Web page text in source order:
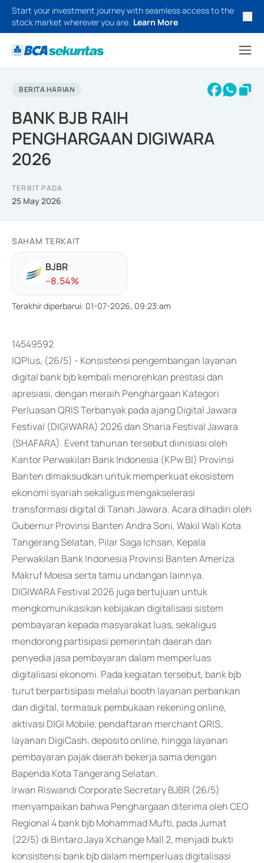
Start your investment journey with seamless access to the
stock market wherever you are. Learn More
BERITA HARIAN
BANK BJB RAIH
PENGHARGAAN DIGIWARA
2026
TERBIT PADA
25 May 2026
SAHAM TERKAIT
BJBR
--8.54%
Terakhir diperbarui: 01-07-2026, 09:23:am
14549592
IQPlus, (26/5) - Konsistensi pengembangan layanan
digital bank bjb kembali menorehkan prestasi dan
apresiasi, dengan meraih Penghargaan Kategori
Perluasan QRIS Terbanyak pada ajang Digital Jawara
Festival (DIGIWARA) 2026 dan Sharia Festival Jawara
(SHAFARA). Event tahunan tersebut diinisiasi oleh
Kantor Perwakilan Bank Indonesia (KPw BI) Provinsi
Banten dimaksudkan untuk memperkuat ekosistem
ekonomi syariah sekaligus mengakselerasi
transformasi digital di Tanah Jawara. Acara dihadiri oleh
Gubernur Provinsi Banten Andra Soni, Wakil Wali Kota
Tangerang Selatan, Pilar Saga Ichsan, Kepala
Perwakilan Bank Indonesia Provinsi Banten Ameriza
Makruf Moesa serta tamu undangan lainnya.
DIGIWARA Festival 2026 juga bertujuan untuk
mengkomunikasikan kebijakan digitalisasi sistem
pembayaran kepada masyarakat luas, sekaligus
mendorong partisipasi pemerintah daerah dan
penyedia jasa pembayaran dalam memperluas
digitalisasi ekonomi. Pada kegiatan tersebut, bank bjb
turut berpartisipasi melalui booth layanan perbankan
dan digital, termasuk pembukaan rekening online,
aktivasi DIGI Mobile, pendaftaran merchant QRIS,
layanan DigiCash, deposito online, hingga layanan
pembayaran pajak daerah bekerja sama dengan
Bapenda Kota Tangerang Selatan.
Irwan Riswandi Corporate Secretary BJBR (26/5)
menyampaikan bahwa Penghargaan diterima oleh CEO
Regional 4 bank bjb Mohammad Mufti, pada Jumat
(22/5) di Bintaro Jaya Xchange Mall 2, menjadi bukti
konsistensi bank bjb dalam memperluas digitalisasi